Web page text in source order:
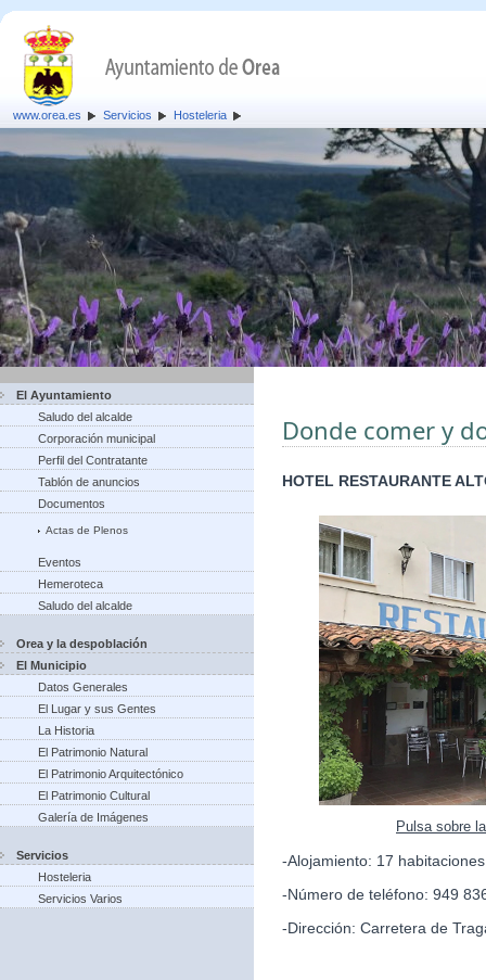
www.orea.es Servicios Hosteleria
El Ayuntamiento
Saludo del alcalde
Corporación municipal
Perfil del Contratante
Tablón de anuncios
Documentos
Actas de Plenos
Eventos
Hemeroteca
Saludo del alcalde
Orea y la despoblación
El Municipio
Datos Generales
El Lugar y sus Gentes
La Historia
El Patrimonio Natural
El Patrimonio Arquitectónico
El Patrimonio Cultural
Galería de Imágenes
Servicios
Hosteleria
Servicios Varios
Donde comer y
HOTEL RESTAURANTE
Pulsa sobre
-Alojamiento: 17
-Número de teléfono: 949
-Dirección: Carretera de